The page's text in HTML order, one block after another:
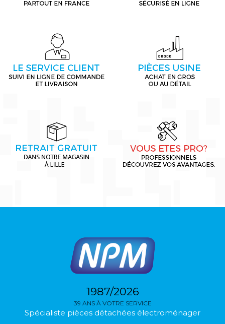
1987/2026
39 ANS À VOTRE SERVICE
Spécialiste pièces détachées électroménager